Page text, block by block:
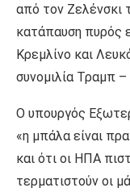
από τον Ζελένσκι
κατάπαυση πυρός
Κρεμλίνο και
συνομιλία Τραμπ –
Ο υπουργός
«η μπάλα είναι
και ότι οι ΗΠΑ
τερματιστούν οι